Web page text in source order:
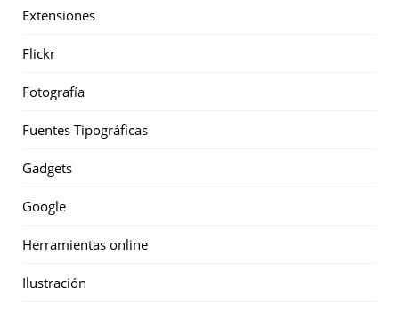
Extensiones
Flickr
Fotografía
Fuentes Tipográficas
Gadgets
Google
Herramientas online
Ilustración